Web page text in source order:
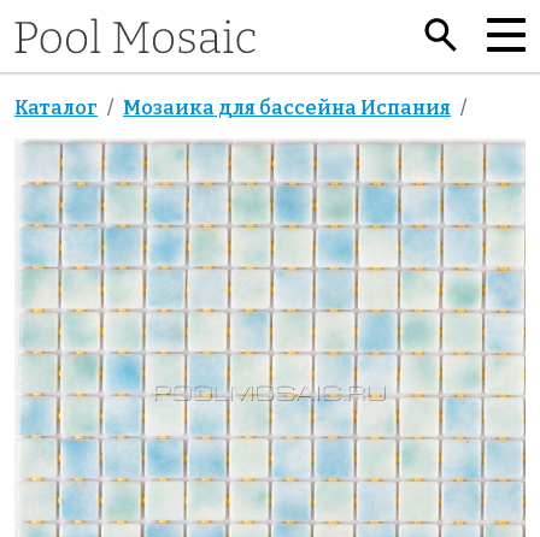
Каталог Мозаика для бассейна Испания